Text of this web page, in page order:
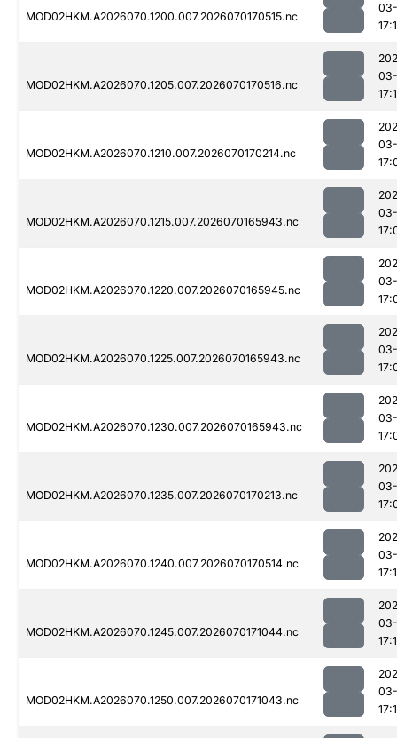
MOD02HKM.A2026070.1200.007.2026070170515.nc
03-
MOD02HKM.A2026070.1205.007.2026070170516.nc
03-
MOD02HKM.A2026070.1210.007.2026070170214.nc
03-
MOD02HKM.A2026070.1215.007.2026070165943.nc
03-
MOD02HKM.A2026070.1220.007.2026070165945.nc
03-
MOD02HKM.A2026070.1225.007.2026070165943.nc
03-
MOD02HKM.A2026070.1230.007.2026070165943.nc
03-
MOD02HKM.A2026070.1235.007.2026070170213.nc
03-
MOD02HKM.A2026070.1240.007.2026070170514.nc
03-
MOD02HKM.A2026070.1245.007.2026070171044.nc
03-
MOD02HKM.A2026070.1250.007.2026070171043.nc
03-